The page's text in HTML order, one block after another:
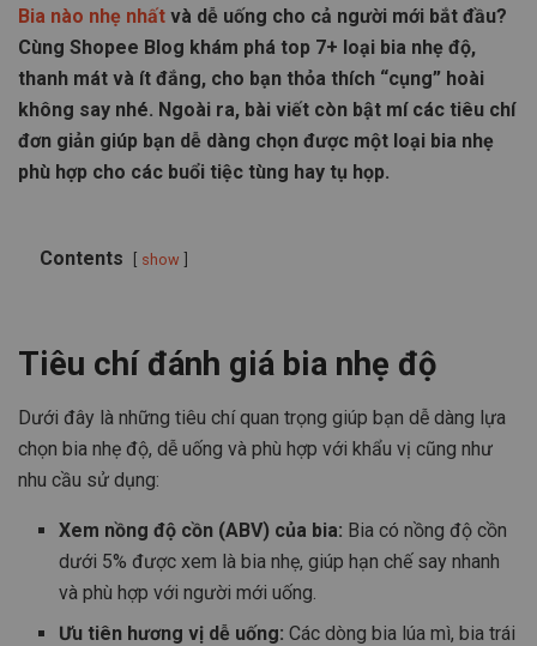
Bia nào nhẹ nhất và dễ uống cho cả người mới bắt đầu?
Cùng Shopee Blog khám phá top 7+ loại bia nhẹ độ,
thanh mát và ít đắng, cho bạn thỏa thích “cụng” hoài
không say nhé. Ngoài ra, bài viết còn bật mí các tiêu chí
đơn giản giúp bạn dễ dàng chọn được một loại bia nhẹ
phù hợp cho các buổi tiệc tùng hay tụ họp.
Contents show
Tiêu chí đánh giá bia nhẹ độ
Dưới đây là những tiêu chí quan trọng giúp bạn dễ dàng lựa
chọn bia nhẹ độ, dễ uống và phù hợp với khẩu vị cũng như
nhu cầu sử dụng:
Xem nồng độ cồn (ABV) của bia: Bia có nồng độ cồn
dưới 5% được xem là bia nhẹ, giúp hạn chế say nhanh
và phù hợp với người mới uống.
Ưu tiên hương vị dễ uống:Các dòng bia lúa mì, bia trái